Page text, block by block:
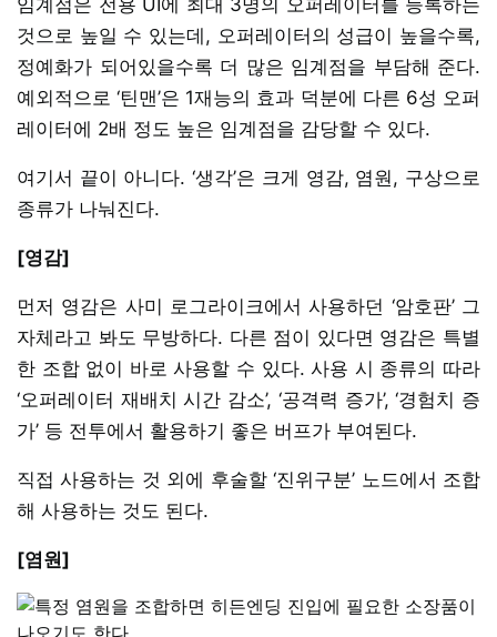
것으로 높일 수 있는데, 오퍼레이터의 성급이 높을수록,
정예화가 되어있을수록 더 많은 임계점을 부담해 준다.
예외적으로 ‘틴맨’은 1재능의 효과 덕분에 다른 6성 오퍼
레이터에 2배 정도 높은 임계점을 감당할 수 있다.
여기서 끝이 아니다. ‘생각’은 크게 영감, 염원, 구상으로
종류가 나눠진다.
[영감]
먼저 영감은 사미 로그라이크에서 사용하던 ‘암호판’ 그
자체라고 봐도 무방하다. 다른 점이 있다면 영감은 특별
한 조합 없이 바로 사용할 수 있다. 사용 시 종류의 따라
‘오퍼레이터 재배치 시간 감소’, ‘공격력 증가’, ‘경험치 증
가’ 등 전투에서 활용하기 좋은 버프가 부여된다.
직접 사용하는 것 외에 후술할 ‘진위구분’ 노드에서 조합
해 사용하는 것도 된다.
[염원]